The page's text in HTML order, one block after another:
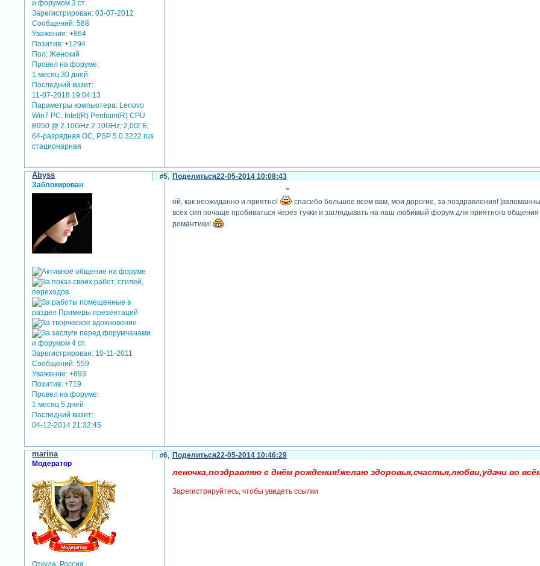
Зарегистрирован: 03-07-2012
Сообщений: 568
Уважение: +864
Позитив: +1294
Пол: Женский
Провел на форуме:
1 месяц 30 дней
Последний визит:
11-07-2018 19:04:13
Параметры компьютера: Lenovo
Win7 PC; Intel(R) Pentium(R) CPU
B950 @ 2.10GHz 2.10GHz; 2,00ГБ;
64-разрядная ОС, PSP 5.0.3222 rus
стационарная
Поделиться
5 22-05-2014 10:08:43
Abyss
Заблокирован
Зарегистрирован: 10-11-2011
Сообщений: 559
Уважение: +893
Позитив: +719
Провел на форуме:
1 месяц 5 дней
Последний визит:
04-12-2014 21:32:45
ой, как неожиданно и приятно!
спасибо большое всем вам, мои дорогие, за поздравления!
всех сил почаще пробиваться через тучки и заглядывать на наш любимый форум для приятного
романтики!
Поделиться
6 22-05-2014 10:46:29
marina
Модератор
Откуда: Россия
леночка,поздравляю с днём рождения!желаю здоровья,счастья,любви,удачи во
Зарегистрируйтесь, чтобы увидеть ссылки